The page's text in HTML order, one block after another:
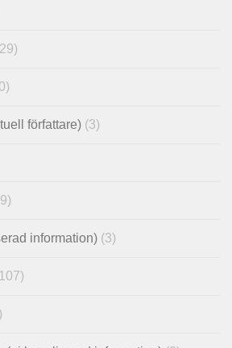
författare) (3)
information) (3)